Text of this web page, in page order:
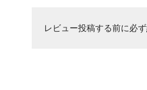
レビュー投稿する前に必ず